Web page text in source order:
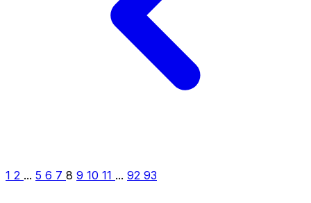
1 2 ... 5 6 7 8 9 10 11 ... 92 93